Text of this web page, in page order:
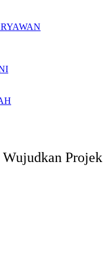
Projek